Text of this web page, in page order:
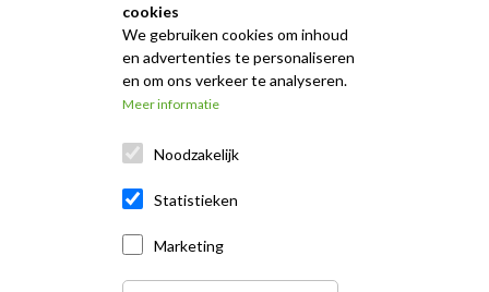
admin@liren.ae
www.liren.ae
cookies
We gebruiken cookies om inhoud
en advertenties te personaliseren
en om ons verkeer te analyseren.
Meer informatie
Noodzakelijk
Statistieken
Marketing